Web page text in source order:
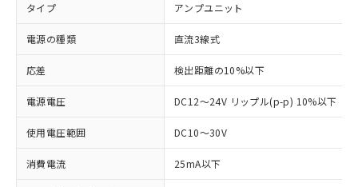
タイプ アンプユニット
電源の種類 直流3線式
応差 検出距離の10%以下
電源電圧 DC12～24V リップル(p-p) 10%以下
使用電圧範囲 DC10～30V
消費電流 25mA以下